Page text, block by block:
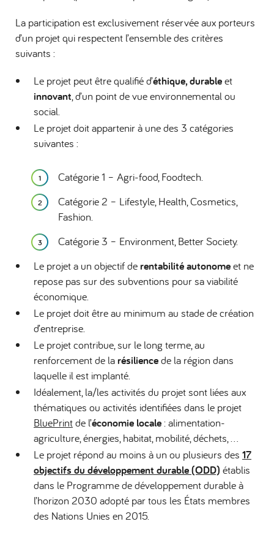
La participation est exclusivement réservée aux porteurs
d’un projet qui respectent l’ensemble des critères
suivants :
Le projet peut être qualifié d’éthique, durableet
innovant , d’un point de vue environnemental ou
social.
Le projet doit appartenir à une des 3 catégories
suivantes :
Catégorie 1 – Agri-food, Foodtech.
Catégorie 2 – Lifestyle, Health, Cosmetics,
Fashion.
Catégorie 3 – Environment, Better Society.
Le projet a un objectif derentabilité autonomeet ne
repose pas sur des subventions pour sa viabilité
économique.
Le projet doit être au minimum au stade de création
d’entreprise.
Le projet contribue, sur le long terme, au
renforcement de larésiliencede la région dans
laquelle il est implanté.
Idéalement, la/les activités du projet sont liées aux
thématiques ou activités identifiées dans le projet
BluePrintde l’économie locale: alimentation-
agriculture, énergies, habitat, mobilité, déchets, …
Le projet répond au moins à un ou plusieurs des 17
objectifs du développement durable (ODD) établis
dans le Programme de développement durable à
l’horizon 2030 adopté par tous les États membres
des Nations Unies en 2015.